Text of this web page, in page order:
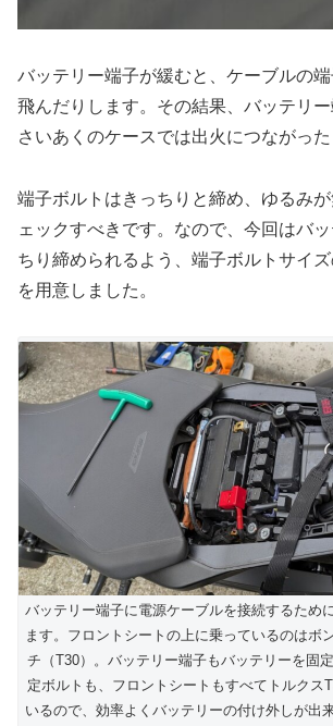
バッテリー端子が緩むと、ケーブルの
飛んだりします。その結果、バッテリー
さいあくのケースでは出火につながった
端子ボルトはきっちりと締め、ゆるみ
ェックすべきです。なので、今回はバ
ちり締められるよう、端子ボルトサイ
を用意しました。
バッテリー端子に電源ケーブルを接続するため
ます。フロントシートの上に乗っているのはボ
チ（T30）。バッテリー端子もバッテリーを固
定ボルトも、フロントシートもすべてトルクス
いるので、効率よくバッテリーの付け外しが出